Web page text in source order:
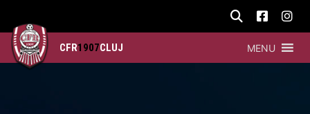
CFR1907CLUJ MENU